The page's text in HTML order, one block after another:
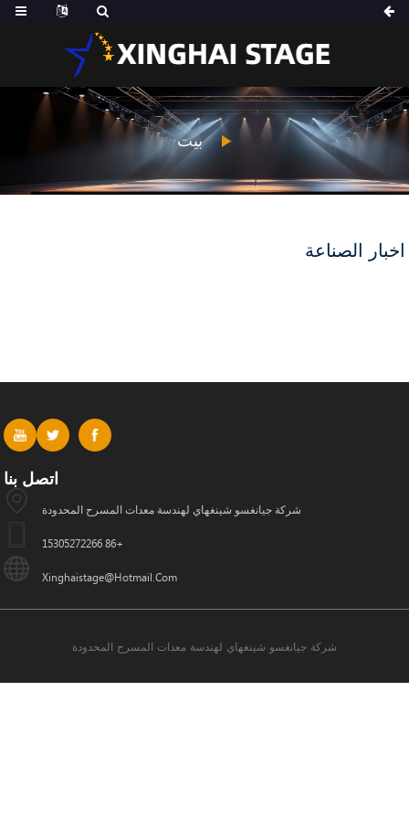
بيت
اخبار الصناعة
اتصل بنا
شركة جيانغسو شينغهاي لهندسة معدات المسرح المحدودة
+86 15305272266
Xinghaistage@hotmail.com
شركة جيانغسو شينغهاي لهندسة معدات المسرح المحدودة